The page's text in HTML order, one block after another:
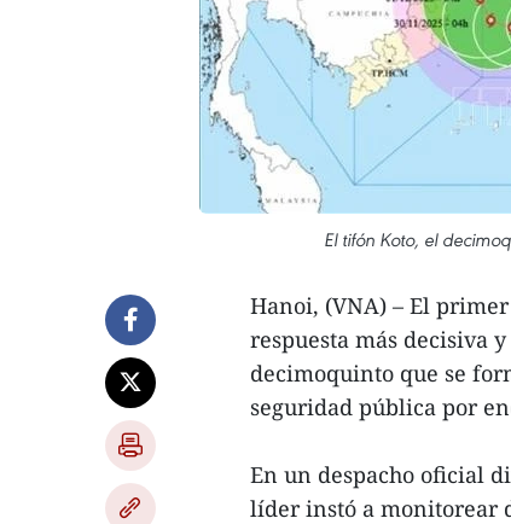
El tifón Koto, el
Hanoi, (VNA) – El
respuesta más decisiva
decimoquinto que se
seguridad pública por
En un despacho oficial
líder instó a monitorear